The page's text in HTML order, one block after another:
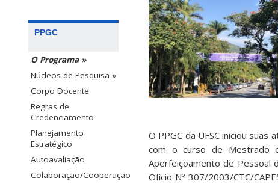
PPGC
O Programa »
Núcleos de Pesquisa »
Corpo Docente
Regras de
Credenciamento
Planejamento
Estratégico
Autoavaliação
Colaboração/Cooperação
O PPGC da UFSC iniciou
com o curso de Mestrado
Aperfeiçoamento de Pessoal
Ofício Nº 307/2003/CTC/